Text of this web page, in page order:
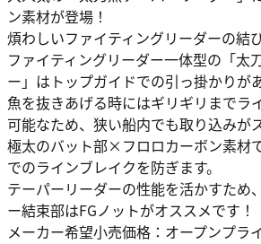
ン素材が登場！
煩わしいファイティングリーダーの結
ファイティングリーダー一体型の「太
ー」はトップガイドでの引っ掛かりが
魚を抜きあげる時にはギリギリまでラ
可能なため、狭い船内でも取り込みが
極太のバット部×フロロカーボン素材
でのラインブレイクを防ぎます。
テーパーリーダーの性能を活かすため
ー結束部はFGノットがオススメです！
メーカー希望小売価格：オープンプラ